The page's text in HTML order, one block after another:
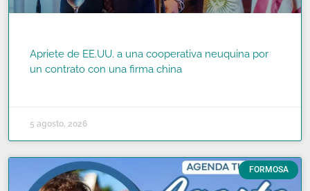
Apriete de EE.UU. a una cooperativa neuquina por
un contrato con una firma china
5 agosto, 2026
FORMOSA